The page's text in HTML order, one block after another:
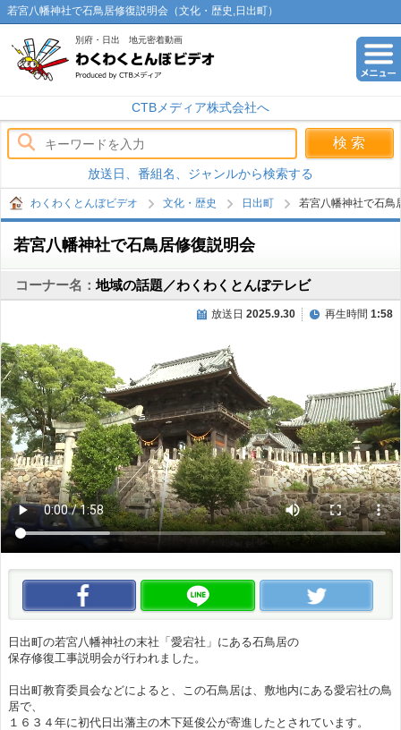
若宮八幡神社で石鳥居修復説明会（文化・歴史,日出町）
別府・日出 地元密着動画
CTBメディア株式会社へ
放送日、番組名、ジャンルから検索する
わくわくとんぼビデオ 文化・歴史 日出町 若宮八幡神社で石鳥
若宮八幡神社で石鳥居修復説明会
コーナー名：地域の話題／わくわくとんぼテレビ
放送日 2025.9.30 再生時間 1:58
この動画をいいね！ この動画をLINEで送る
日出町の若宮八幡神社の末社「愛宕社」にある石鳥居の
保存修復工事説明会が行われました。
日出町教育委員会などによると、この石鳥居は、敷地内にある愛宕社の鳥
居で、
１６３４年に初代日出藩主の木下延俊公が寄進したとされています。